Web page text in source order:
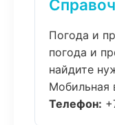
Погода и
погода и
найдите
Мобильная
Телефон: